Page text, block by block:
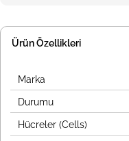
Ürün Özellikleri
Marka
Durumu
Hücreler (Cells)